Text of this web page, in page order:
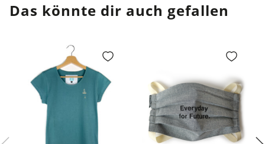
Das könnte dir auch gefallen